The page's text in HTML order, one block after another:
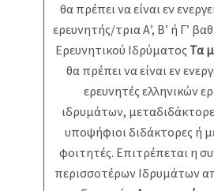
θα πρέπει να είναι εν
ερευνητής/τρια Α’, Β’ ή Γ’
Ερευνητικού Ιδρύματος Τα
θα πρέπει να είναι εν
ερευνητές ελληνικών
ιδρυμάτων,
υποψήφιοι διδάκτορες ή
φοιτητές. Επιτρέπεται η
περισσοτέρων Ιδρυμάτων